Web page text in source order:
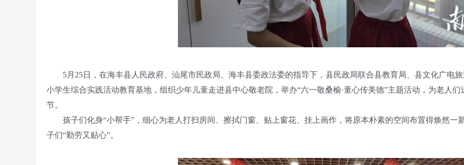
5月25日，在海丰县人民政府、汕尾市民政局、海丰县委政法委的指导下，县民政局联合县教育局、县文化广电
小学生综合实践活动教育基地，组织少年儿童走进县中心敬老院，举办“六一敬桑榆·童心传美德”主题活动，为老人
节。
孩子们化身“小帮手”，细心为老人打扫房间、擦拭门窗、贴上窗花、挂上画作，将原本朴素的空间布置得焕然一
子们“勤劳又贴心”。